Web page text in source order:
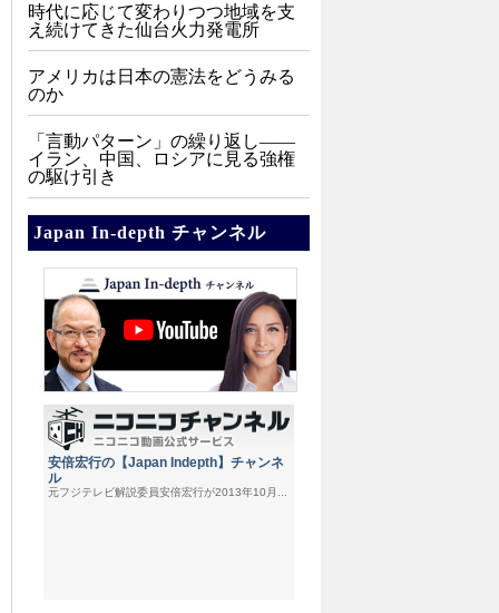
時代に応じて変わりつつ地域を支
え続けてきた仙台火力発電所
アメリカは日本の憲法をどうみる
のか
「言動パターン」の繰り返し――
イラン、中国、ロシアに見る強権
の駆け引き
Japan In-depth チャンネル